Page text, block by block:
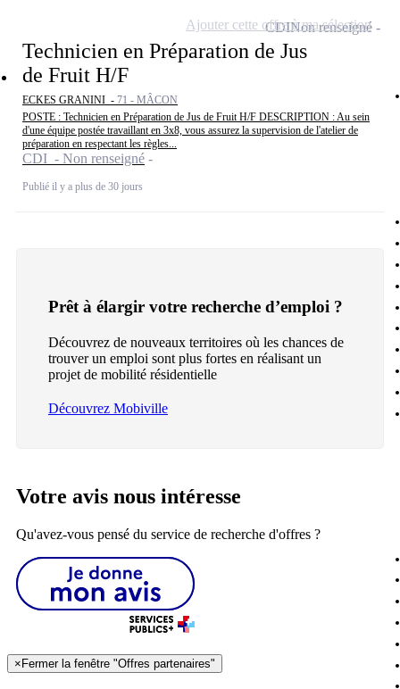
Technicien en Préparation de Jus
de Fruit H/F
ECKES GRANINI - 71 - MÂCON
POSTE : Technicien en Préparation de Jus de Fruit H/F DESCRIPTION : Au sein
d'une équipe postée travaillant en 3x8, vous assurez la supervision de l'atelier de
préparation en respectant les règles...
CDI - Non renseigné
Publié il y a plus de 30 jours
CDINon renseigné
Ajouter cette offre à ma sélection
Prêt à élargir votre recherche d’emploi ?
Découvrez de nouveaux territoires où les chances de
trouver un emploi sont plus fortes en réalisant un
projet de mobilité résidentielle
Découvrez Mobiville
Votre avis nous intéresse
Qu'avez-vous pensé du service de recherche d'offres ?
× Fermer la fenêtre "Offres partenaires"